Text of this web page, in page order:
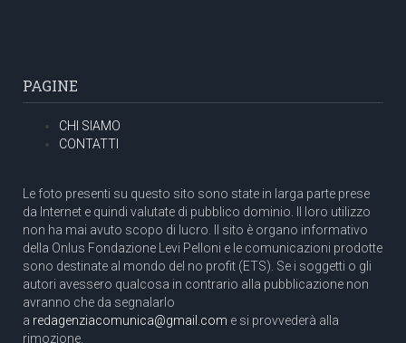
PAGINE
CHI SIAMO
CONTATTI
Le foto presenti su questo sito sono state in larga parte prese
da Internet e quindi valutate di pubblico dominio. Il loro utilizzo
non ha mai avuto scopo di lucro. Il sito è organo informativo
della Onlus Fondazione Levi Pelloni e le comunicazioni prodotte
sono destinate al mondo del no profit (ETS). Se i soggetti o gli
autori avessero qualcosa in contrario alla pubblicazione non
avranno che da segnalarlo
a redagenziacomunica@gmail.com e si provvederà alla
rimozione.